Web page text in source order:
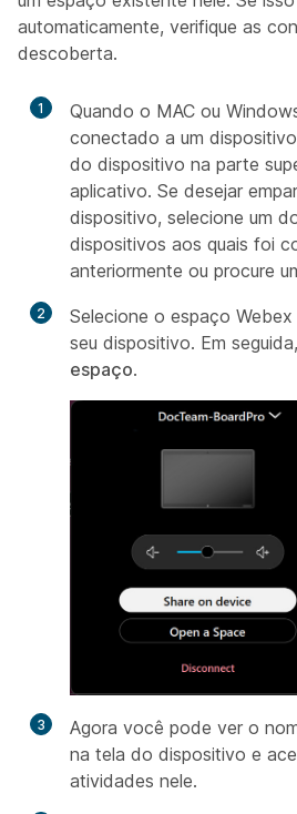
automaticamente, verifique as
descoberta.
1
Quando o MAC ou
conectado a um
do dispositivo na parte
aplicativo. Se desejar
dispositivo, selecione um
dispositivos aos quais foi
anteriormente ou procure
2
Selecione o espaço
seu dispositivo. Em
espaço.
3
Agora você pode ver o
na tela do dispositivo e
atividades nele.